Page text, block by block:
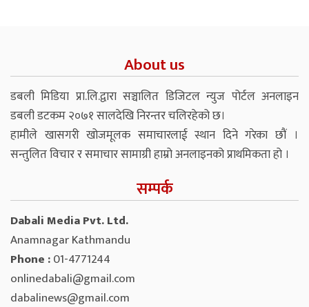
About us
डबली मिडिया प्रा.लि.द्वारा सञ्चालित डिजिटल न्युज पोर्टल अनलाइन
डबली डटकम २०७१ सालदेखि निरन्तर चलिरहेको छ।
हामीले खासगरी खोजमूलक समाचारलाई स्थान दिने गरेका छौं ।
सन्तुलित विचार र समाचार सामाग्री हाम्रो अनलाइनको प्राथमिकता हो ।
सम्पर्क
Dabali Media Pvt. Ltd.
Anamnagar Kathmandu
Phone :01-4771244
onlinedabali@gmail.com
dabalinews@gmail.com